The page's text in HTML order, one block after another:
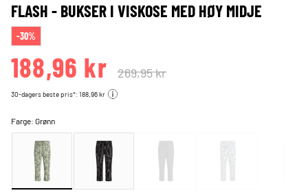
FLASH - BUKSER I VISKOSE MED HØY MIDJE
-30%
188,96 kr 269,95 kr
30-dagers beste pris*: 188,96 kr
Farge:Grønn